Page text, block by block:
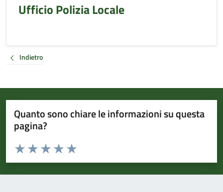
Ufficio Polizia Locale
Indietro
Quanto sono chiare le informazioni su questa
pagina?
Valuta da 1 a 5 stelle la pagina
Valuta 5 stelle su 5
Valuta 4 stelle su 5
Valuta 3 stelle su 5
Valuta 2 stelle su 5
Valuta 1 stelle su 5